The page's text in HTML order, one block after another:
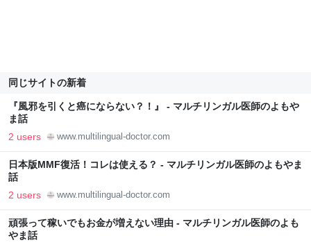
同じサイトの新着
『風邪を引くと癌にならない？！』 - マルチリンガル医師のよもや
ま話
2 users www.multilingual-doctor.com
日本版MMF復活！コレは使える？ - マルチリンガル医師のよもやま
話
2 users www.multilingual-doctor.com
頑張って稼いでもお金が増えない理由 - マルチリンガル医師のよも
やま話